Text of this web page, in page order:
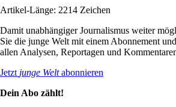
Artikel-Länge: 2214 Zeichen
Damit unabhängiger Journalismus weiter
Sie die junge Welt mit einem Abonnement
allen Analysen, Reportagen und
Jetzt junge Weltabonnieren
Dein Abo zählt!